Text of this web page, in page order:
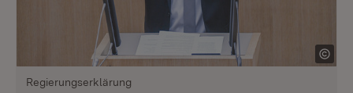
Regierungserklärung